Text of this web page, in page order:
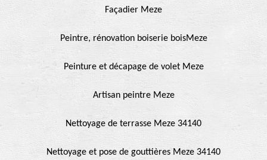
Façadier Meze
Peintre, rénovation boiserie boisMeze
Peinture et décapage de volet Meze
Artisan peintre Meze
Nettoyage de terrasse Meze 34140
Nettoyage et pose de gouttières Meze 34140